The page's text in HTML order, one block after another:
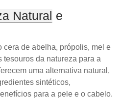
Natural e
cera de abelha, própolis, mel e
da natureza para a
uma alternativa natural,
sintéticos,
para a pele e o cabelo.